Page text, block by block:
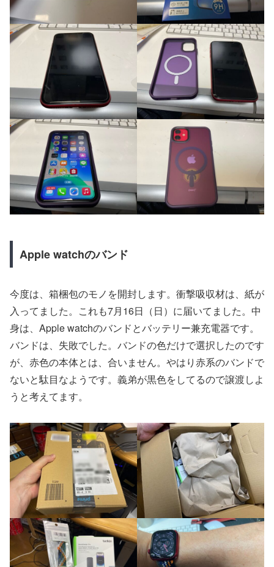
Apple watchのバンド
今度は、箱梱包のモノを開封します。衝撃吸収材は、紙が
入ってました。これも7月16日（日）に届いてました。中
身は、Apple watchのバンドとバッテリー兼充電器です。
バンドは、失敗でした。バンドの色だけで選択したのです
が、赤色の本体とは、合いません。やはり赤系のバンドで
ないと駄目なようです。義弟が黒色をしてるので譲渡しよ
うと考えてます。